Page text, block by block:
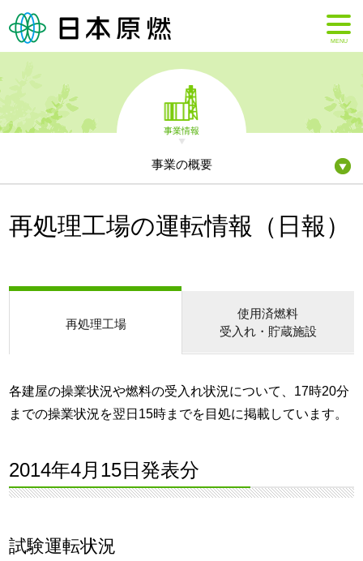
MENU
事業情報
事業の概要
再処理工場の運転情報（日報）
再処理工場
使用済燃料
受入れ・貯蔵施設
各建屋の操業状況や燃料の受入れ状況について、17時20分
までの操業状況を翌日15時までを目処に掲載しています。
2014年4月15日発表分
試験運転状況